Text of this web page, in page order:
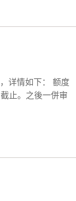
详情如下： 额度
止。之後一併审